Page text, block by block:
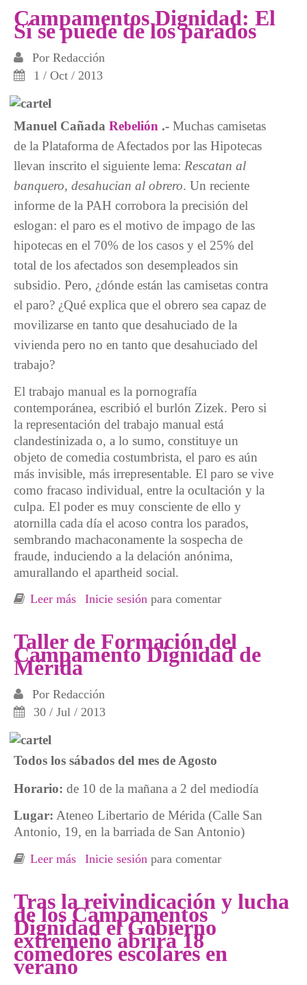
Campamentos Dignidad: El
Sí se puede de los parados
Por Redacción
1 / Oct / 2013
Manuel Cañada Rebelión .- Muchas camisetas
de la Plataforma de Afectados por las Hipotecas
llevan inscrito el siguiente lema: Rescatan al
banquero, desahucian al obrero. Un reciente
informe de la PAH corrobora la precisión del
eslogan: el paro es el motivo de impago de las
hipotecas en el 70% de los casos y el 25% del
total de los afectados son desempleados sin
subsidio. Pero, ¿dónde están las camisetas contra
el paro? ¿Qué explica que el obrero sea capaz de
movilizarse en tanto que desahuciado de la
vivienda pero no en tanto que desahuciado del
trabajo?
El trabajo manual es la pornografía
contemporánea, escribió el burlón Zizek. Pero si
la representación del trabajo manual está
clandestinizada o, a lo sumo, constituye un
objeto de comedia costumbrista, el paro es aún
más invisible, más irrepresentable. El paro se vive
como fracaso individual, entre la ocultación y la
culpa. El poder es muy consciente de ello y
atornilla cada día el acoso contra los parados,
sembrando machaconamente la sospecha de
fraude, induciendo a la delación anónima,
amurallando el apartheid social.
Leer más sobre Campamentos Dignidad: El Sí se puede
Inicie sesión para comentar
Taller de Formación del
Campamento Dignidad de
Mérida
Por Redacción
30 / Jul / 2013
Todos los sábados del mes de Agosto
Horario: de 10 de la mañana a 2 del mediodía
Lugar: Ateneo Libertario de Mérida (Calle San
Antonio, 19, en la barriada de San Antonio)
Leer más sobre Taller de Formación del Campamento
Inicie sesión para comentar
Tras la reivindicación y lucha
de los Campamentos
Dignidad el Gobierno
extremeño abrirá 18
comedores escolares en
verano